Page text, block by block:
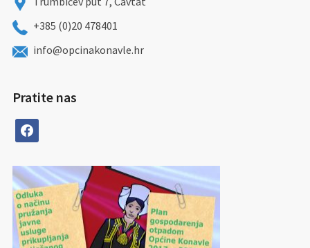
+385 (0)20 478401
info@opcinakonavle.hr
Pratite nas
facebook